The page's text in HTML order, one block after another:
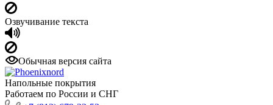
Озвучивание текста
Обычная версия сайта
Напольные покрытия
Работаем по России и СНГ